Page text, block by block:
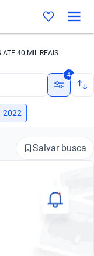
ATE 40 MIL REAIS
4
2022
Salvar busca